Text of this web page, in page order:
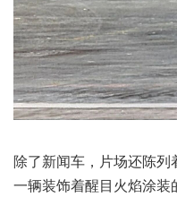
除了新闻车，片场还陈
一辆装饰着醒目火焰涂